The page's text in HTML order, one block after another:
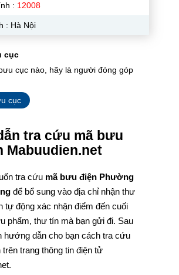
: 12008
: Hà Nội
cục
cục nào, hãy là người đóng góp
cục
tra cứu mã bưu
Mabuudien.net
tra cứu mã bưu điện Phường
để bổ sung vào địa chỉ nhận thư
tự động xác nhận điểm đến cuối
phẩm, thư tín mà bạn gửi đi. Sau
hướng dẫn cho bạn cách tra cứu
trang thông tin điện tử